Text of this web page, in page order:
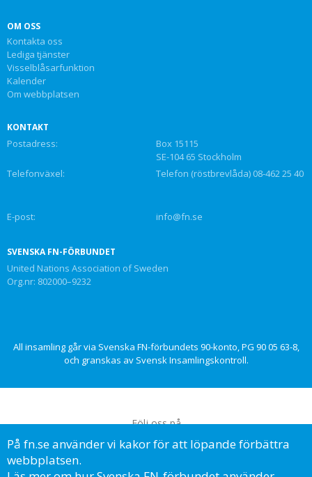
OM OSS
Kontakta oss
Lediga tjänster
Visselblåsarfunktion
Kalender
Om webbplatsen
KONTAKT
Postadress:
Box 15115
SE-104 65 Stockholm
Telefonväxel:
Telefon (röstbrevlåda) 08-462 25 40
E-post: info@fn.se
SVENSKA FN-FÖRBUNDET
United Nations Association of Sweden
Org.nr: 802000–9232
All insamling går via Svenska FN-förbundets 90-konto, PG 90 05 63-8,
och granskas av Svensk Insamlingskontroll.
Följ oss på
På fn.se använder vi kakor för att löpande förbättra
webbplatsen.